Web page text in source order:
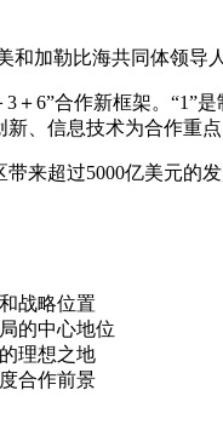
和加勒比海共同体领
6”合作新框架。“1”
、信息技术为合作重点
来超过5000亿美元的发
战略位置
的中心地位
理想之地
合作前景